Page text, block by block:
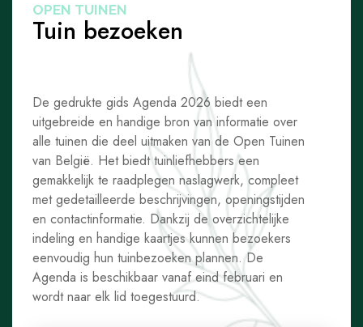
OPEN TUINEN
Tuin bezoeken
De gedrukte gids Agenda 2026 biedt een
uitgebreide en handige bron van informatie over
alle tuinen die deel uitmaken van de Open Tuinen
van België. Het biedt tuinliefhebbers een
gemakkelijk te raadplegen naslagwerk, compleet
met gedetailleerde beschrijvingen, openingstijden
en contactinformatie. Dankzij de overzichtelijke
indeling en handige kaartjes kunnen bezoekers
eenvoudig hun tuinbezoeken plannen. De
Agenda is beschikbaar vanaf eind februari en
wordt naar elk lid toegestuurd.